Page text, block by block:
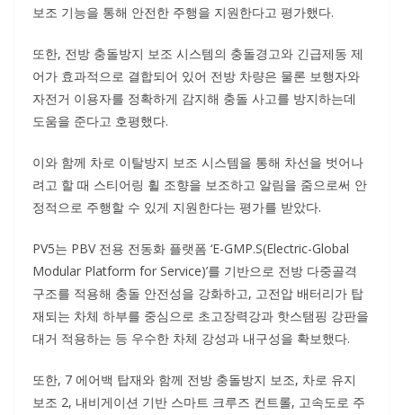
보조 기능을 통해 안전한 주행을 지원한다고 평가했다.
또한, 전방 충돌방지 보조 시스템의 충돌경고와 긴급제동 제
어가 효과적으로 결합되어 있어 전방 차량은 물론 보행자와
자전거 이용자를 정확하게 감지해 충돌 사고를 방지하는데
도움을 준다고 호평했다.
이와 함께 차로 이탈방지 보조 시스템을 통해 차선을 벗어나
려고 할 때 스티어링 휠 조향을 보조하고 알림을 줌으로써 안
정적으로 주행할 수 있게 지원한다는 평가를 받았다.
PV5는 PBV 전용 전동화 플랫폼 ‘E-GMP.S(Electric-Global
Modular Platform for Service)’를 기반으로 전방 다중골격
구조를 적용해 충돌 안전성을 강화하고, 고전압 배터리가 탑
재되는 차체 하부를 중심으로 초고장력강과 핫스탬핑 강판을
대거 적용하는 등 우수한 차체 강성과 내구성을 확보했다.
또한, 7 에어백 탑재와 함께 전방 충돌방지 보조, 차로 유지
보조 2, 내비게이션 기반 스마트 크루즈 컨트롤, 고속도로 주